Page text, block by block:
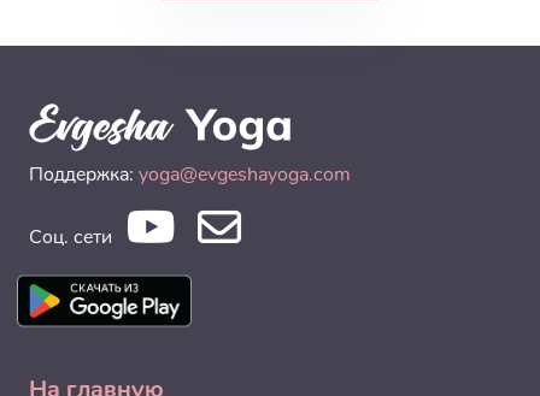
Поддержка: yoga@evgeshayoga.com
Соц. сети
На главную